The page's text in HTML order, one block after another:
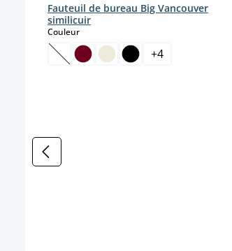
Fauteuil de bureau Big Vancouver
similicuir
Couleurselect
(Cette option n'est pas disponible
+4